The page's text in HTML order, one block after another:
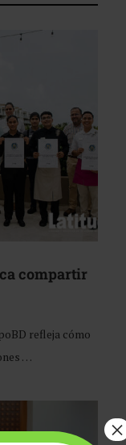
compartir
refleja cómo
…
×